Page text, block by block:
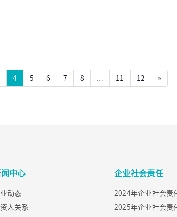
4 5 6 7 8 11 12 »
中心
动态
人关系
企业社会责任
2024年企业社会责
2025年企业社会责